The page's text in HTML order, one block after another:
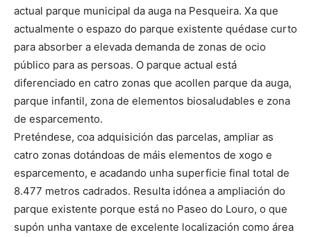
actual parque municipal da auga na Pesqueira. Xa que
actualmente o espazo do parque existente quédase curto
para absorber a elevada demanda de zonas de ocio
público para as persoas. O parque actual está
diferenciado en catro zonas que acollen parque da auga,
parque infantil, zona de elementos biosaludables e zona
de esparcemento.
Preténdese, coa adquisición das parcelas, ampliar as
catro zonas dotándoas de máis elementos de xogo e
esparcemento, e acadando unha superficie final total de
8.477 metros cadrados. Resulta idónea a ampliación do
parque existente porque está no Paseo do Louro, o que
supón unha vantaxe de excelente localización como área